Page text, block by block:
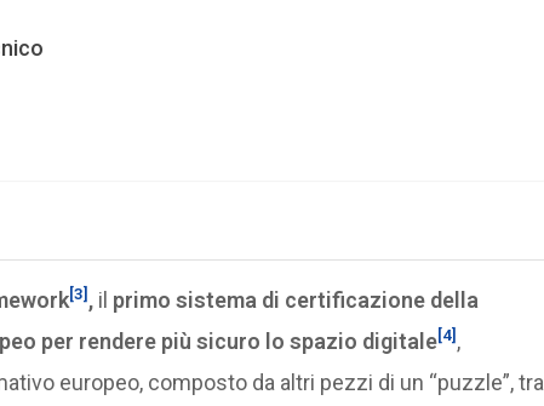
[3] , il primo sistema di certificazione della
per rendere più sicuro lo spazio digitale[4] ,
europeo, composto da altri pezzi di un “puzzle”, tra